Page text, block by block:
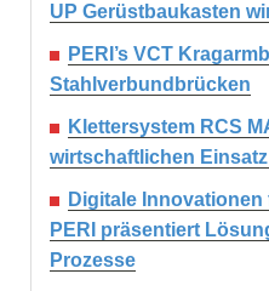
UP Gerüstbaukasten
PERI’s VCT
Stahlverbundbrücken
Klettersystem RCS
wirtschaftlichen
Digitale
PERI präsentiert
Prozesse